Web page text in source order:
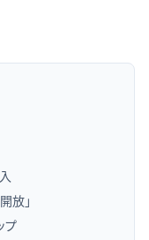
放」
プ